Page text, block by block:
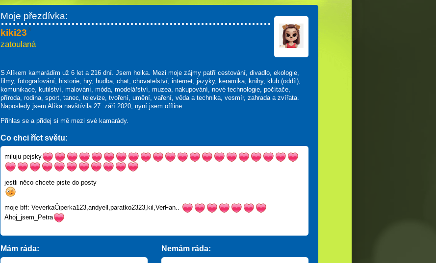
Moje přezdívka:
kiki23
zatoulaná
S Alíkem kamarádím už 6 let a 216 dní . Jsem holka. Mezi moje zájmy patří cestování, divadlo, ekologie,
filmy, fotografování, historie, hry, hudba, chat, chovatelství, internet, jazyky, keramika, knihy, klub (oddíl),
komunikace, kutilství, malování, móda, modelářství, muzea, nakupování, nové technologie, počítače,
příroda, rodina, sport, tanec, televize, tvoření, umění, vaření, věda a technika, vesmír, zahrada a zvířata.
Naposledy jsem Alíka navštívila 27. září 2020, nyní jsem offline.
Přihlas se a přidej si mě mezi své kamarády.
Co chci říct světu:
miluju pejsky
jestli něco chcete piste do posty
moje bff: VeverkaČiperka123,andyell,paratko2323,kil,VerFan..
Ahoj_jsem_Petra
Mám ráda: Nemám ráda: